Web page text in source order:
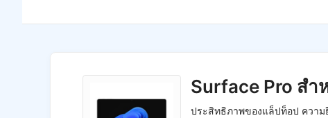
Surface Pro สำ
ประสิทธิภาพของแล็ปท็อป ความ